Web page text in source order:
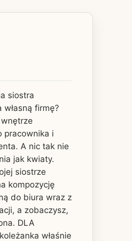
siostra
własną firmę?
pracownika i
A nic tak nie
jak kwiaty.
siostrze
kompozycję
do biura wraz z
a zobaczysz,
DLA
właśnie